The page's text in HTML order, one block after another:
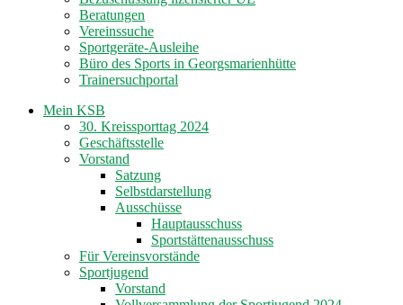
Beratungen
Vereinssuche
Sportgeräte-Ausleihe
Büro des Sports in Georgsmarienhütte
Trainersuchportal
Mein KSB
30. Kreissporttag 2024
Geschäftsstelle
Vorstand
Satzung
Selbstdarstellung
Ausschüsse
Hauptausschuss
Sportstättenausschuss
Für Vereinsvorstände
Sportjugend
Vorstand